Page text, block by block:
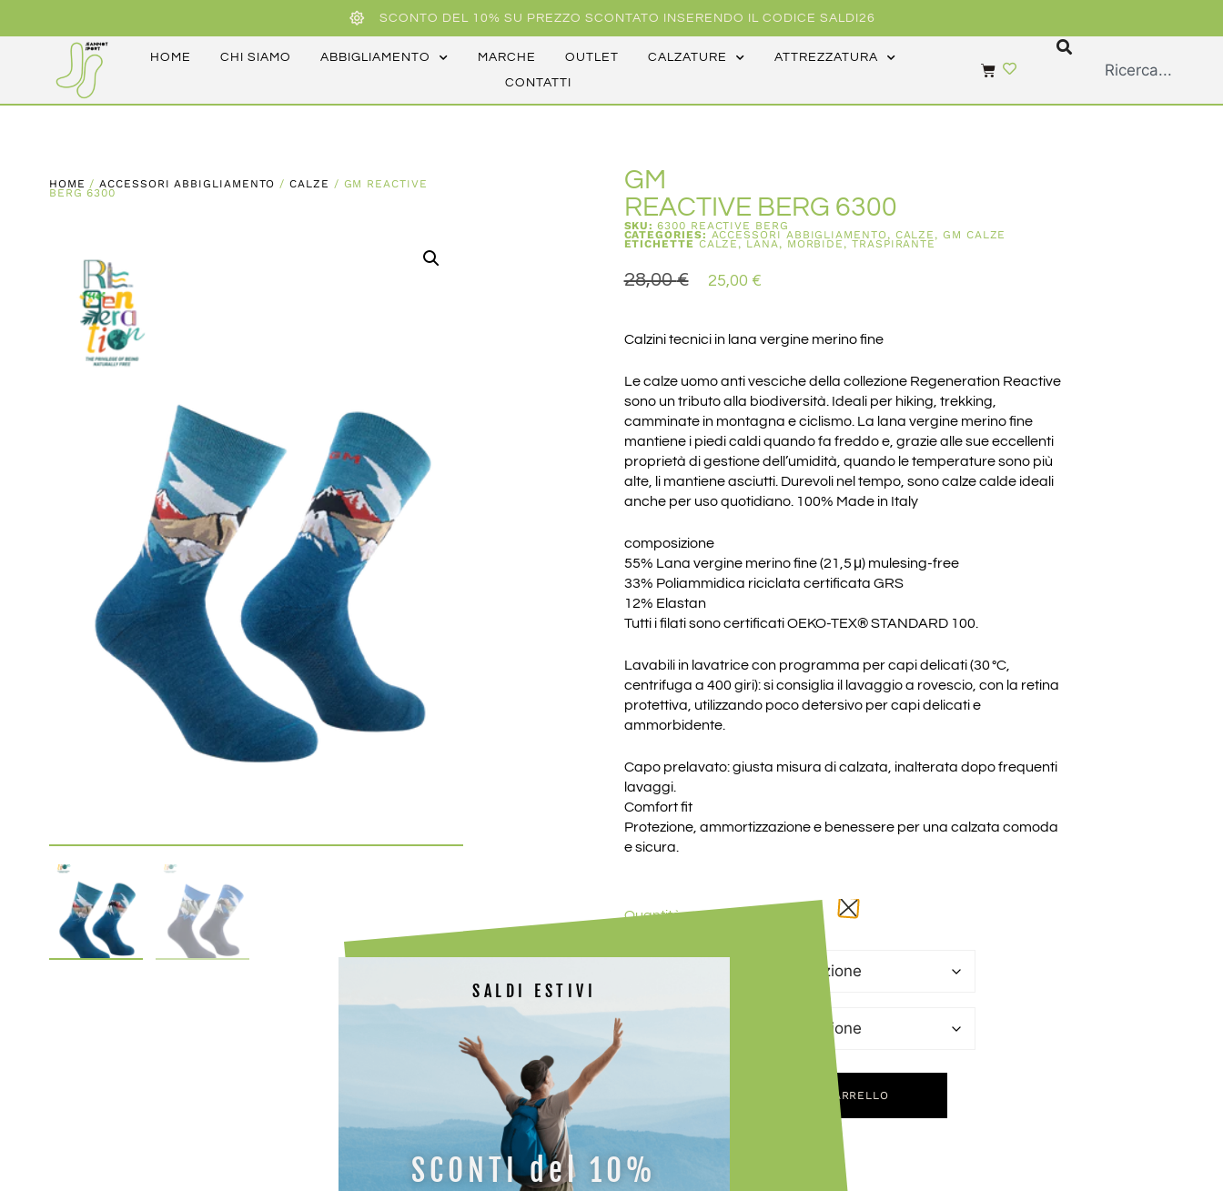
SCONTO DEL 10% SU PREZZO SCONTATO INSERENDO IL CODICE SALDI26
HOME CHI SIAMO ABBIGLIAMENTO MARCHE OUTLET CALZATURE
ATTREZZATURA
CONTATTI
HOME /ACCESSORI ABBIGLIAMENTO /CALZE / GM REACTIVE
BERG 6300
GM
REACTIVE BERG 6300
SKU:6300 REACTIVE BERG
CATEGORIES: ACCESSORI ABBIGLIAMENTO , CALZE ,GM CALZE
ETICHETTE CALZE , LANA, MORBIDE ,TRASPIRANTE
28,00€ 25,00 €
Calzini tecnici in lana vergine merino fine
Le calze uomo anti vesciche della collezione Regeneration Reactive
sono un tributo alla biodiversità. Ideali per hiking, trekking,
camminate in montagna e ciclismo. La lana vergine merino fine
mantiene i piedi caldi quando fa freddo e, grazie alle sue eccellenti
proprietà di gestione dell’umidità, quando le temperature sono più
alte, li mantiene asciutti. Durevoli nel tempo, sono calze calde ideali
anche per uso quotidiano. 100% Made in Italy
composizione
55% Lana vergine merino fine (21,5 μ) mulesing-free
33% Poliammidica riciclata certificata GRS
12% Elastan
Tutti i filati sono certificati OEKO-TEX® STANDARD 100.
Lavabili in lavatrice con programma per capi delicati (30 °C,
centrifuga a 400 giri): si consiglia il lavaggio a rovescio, con la retina
protettiva, utilizzando poco detersivo per capi delicati e
ammorbidente.
Capo prelavato: giusta misura di calzata, inalterata dopo frequenti
lavaggi.
Comfort fit
Protezione, ammortizzazione e benessere per una calzata comoda
e sicura.
Quantità
AGGIUNGI AL CARRELLO
SALDI ESTIVI
SCONTI del 10%